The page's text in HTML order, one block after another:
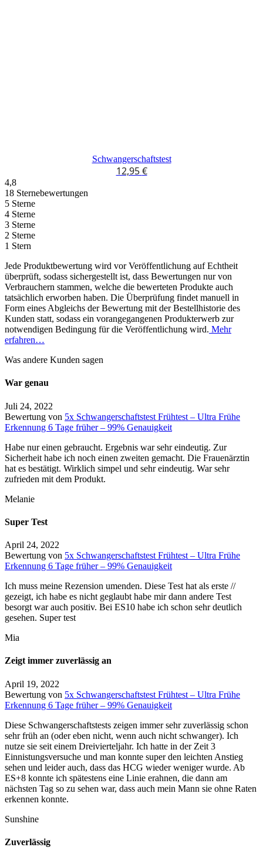
Schwangerschaftstest
12,95€
4,8
18 Sternebewertungen
5 Sterne
4 Sterne
3 Sterne
2 Sterne
1 Stern
Jede Produktbewertung wird vor Veröffentlichung auf Echtheit
überprüft, sodass sichergestellt ist, dass Bewertungen nur von
Verbrauchern stammen, welche die bewerteten Produkte auch
tatsächlich erworben haben. Die Überprüfung findet manuell in
Form eines Abgleichs der Bewertung mit der Bestellhistorie des
Kunden statt, sodass ein vorangegangenen Produkterwerb zur
notwendigen Bedingung für die Veröffentlichung wird. Mehr
erfahren…
Was andere Kunden sagen
War genau
Juli 24, 2022
Bewertung von 5x Schwangerschaftstest Frühtest – Ultra Frühe
Erkennung 6 Tage früher – 99% Genauigkeit
Habe nur einen gebraucht. Ergebnis war sehr eindeutig. Zur
Sicherheit habe ich noch einen zweiten gemacht. Die Frauenärztin
hat es bestätigt. Wirklich simpel und sehr eindeutig. War sehr
zufrieden mit dem Produkt.
Melanie
Super Test
April 24, 2022
Bewertung von 5x Schwangerschaftstest Frühtest – Ultra Frühe
Erkennung 6 Tage früher – 99% Genauigkeit
Ich muss meine Rezension umenden. Diese Test hat als erste //
gezeigt, ich habe es nicht geglaubt habe mir dann andere Test
besorgt war auch positiv. Bei ES10 habe ich schon sehr deutlich
gesehen. Super test
Mia
Zeigt immer zuverlässig an
April 19, 2022
Bewertung von 5x Schwangerschaftstest Frühtest – Ultra Frühe
Erkennung 6 Tage früher – 99% Genauigkeit
Diese Schwangerschaftstests zeigen immer sehr zuverlässig schon
sehr früh an (oder eben nicht, wenn auch nicht schwanger). Ich
nutze sie seit einem Dreivierteljahr. Ich hatte in der Zeit 3
Einnistungsversuche und man konnte super den leichten Anstieg
sehen und leider auch, dass das HCG wieder weniger wurde. Ab
ES+8 konnte ich spätestens eine Linie erahnen, die dann am
nächsten Tag so zu sehen war, dass auch mein Mann sie ohne Raten
erkennen konnte.
Sunshine
Zuverlässig